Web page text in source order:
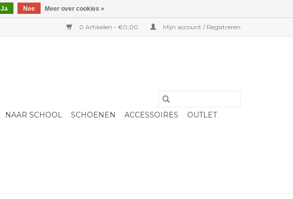
0 Artikelen - €0,00 Mijn account / Registreren
NAAR SCHOOL SCHOENEN ACCESSOIRES
OUTLET
Ja Nee Meer over cookies »